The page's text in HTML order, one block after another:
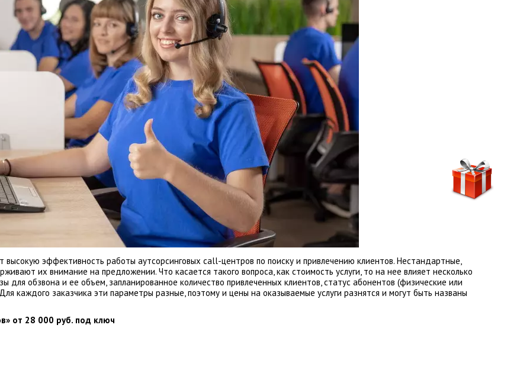
эффективность работы аутсорсинговых call-центров по поиску и привлечению клиентов. Нестандартные,
их внимание на предложении. Что касается такого вопроса, как стоимость услуги, то на нее влияет несколько
обзвона и ее объем, запланированное количество привлеченных клиентов, статус абонентов (физические или
каждого заказчика эти параметры разные, поэтому и цены на оказываемые услуги разнятся и могут быть названы
от 28 000 руб. под ключ